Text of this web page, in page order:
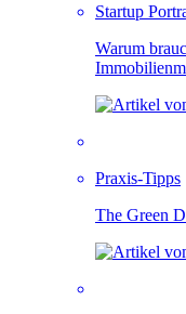
Startup
Warum
Praxis-Tipps
The Green